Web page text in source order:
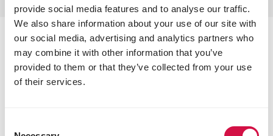
provide social media features and to analyse our traffic.
We also share information about your use of our site with
our social media, advertising and analytics partners who
may combine it with other information that you’ve
provided to them or that they’ve collected from your use
of their services.
OPTI-FIT: auben immer in
Topform